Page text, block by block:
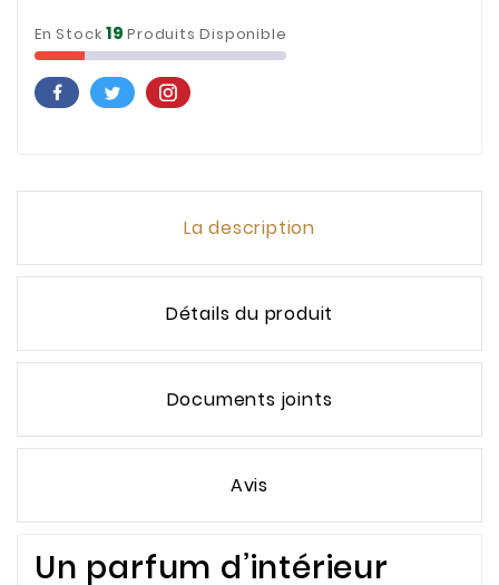
En Stock19Produits Disponible
La description
Détails du produit
Documents joints
Avis
Un parfum d’intérieur